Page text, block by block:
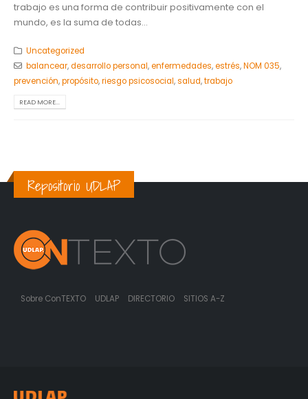
trabajo es una forma de contribuir positivamente con el
mundo, es la suma de todas...
Uncategorized
balancear,desarrollo personal,enfermedades,estrés,NOM 035,
prevención,propósito,riesgo psicosocial,salud,trabajo
READ MORE...
Repositorio UDLAP
Sobre ConTEXTO UDLAP DIRECTORIO SITIOS A-Z